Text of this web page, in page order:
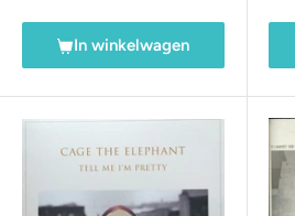
In winkelwagen